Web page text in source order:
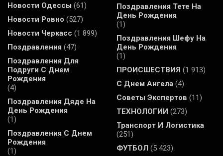
Новости Одессы (61)
Новости Ровно (527)
Новости Черкасс (1 899)
Поздравления (47)
Поздравления Для
Подруги С Днем
Рождения
(4)
Поздравления Дяде На
День Рождения
(1)
Поздравления С Днем
Рождения
(1)
Поздравления Тете На
День Рождения
(1)
Поздравления Шефу На
День Рождения
(1)
ПРОИСШЕСТВИЯ (1 913)
С Днем Ангела (4)
Советы Экспертов (11)
ТЕХНОЛОГИИ (273)
Транспорт И Логистика
(251)
ФУТБОЛ (5 423)